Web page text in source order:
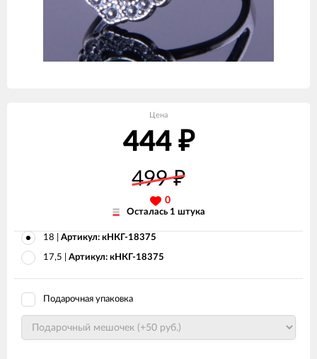
Цена
444 ₽
499₽
0
Осталась 1 штука
18 | Артикул: кНКГ-18375
17,5 | Артикул: кНКГ-18375
Подарочная упаковка